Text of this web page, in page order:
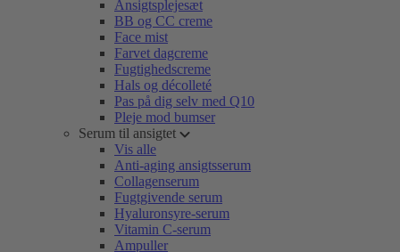
Ansigtsplejesæt
BB og CC creme
Face mist
Farvet dagcreme
Fugtighedscreme
Hals og décolleté
Pas på dig selv med Q10
Pleje mod bumser
Serum til ansigtet
Vis alle
Anti-aging ansigtsserum
Collagenserum
Fugtgivende serum
Hyaluronsyre-serum
Vitamin C-serum
Ampuller